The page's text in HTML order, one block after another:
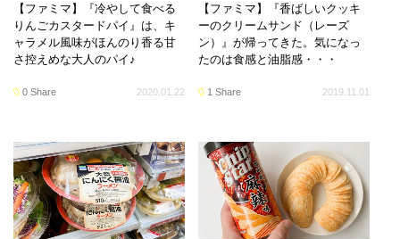
【ファミマ】『冷やして食べる
りんごカスタードパイ』は、キ
ャラメル風味がほんのり香る甘
さ控えめな大人のパイ♪
0 Share 2020.01.22
【ファミマ】『香ばしいクッキ
ーのクリームサンド（レーズ
ン）』が帰ってきた。気になっ
たのは食感と油脂感・・・
1 Share 2019.11.01